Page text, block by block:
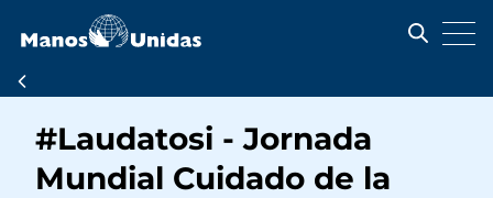
contenido
principal
Ruta
de
navegación
#Laudatosi - Jornada
Mundial Cuidado de la